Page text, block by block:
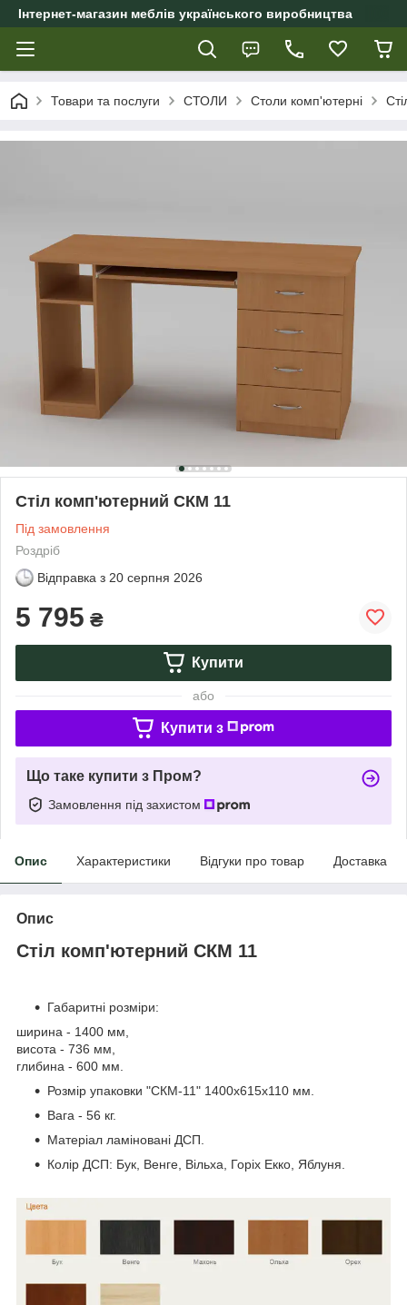
Інтернет-магазин меблів українського виробництва
Товари та послуги СТОЛИ Столи комп'ютерні
Стіл комп'ютерний СКМ 11
Під замовлення
Роздріб
Відправка з 20 серпня 2026
5 795 ₴
Купити
або
Купити з
Що таке купити з Пром?
Замовлення під захистом
Опис Характеристики Відгуки про товар Доставка
Опис
Стіл комп'ютерний СКМ 11
Габаритні розміри:
ширина - 1400 мм,
висота - 736 мм,
глибина - 600 мм.
Розмір упаковки "СКМ-11" 1400х615х110 мм.
Вага - 56 кг.
Матеріал ламіновані ДСП.
Колір ДСП: Бук, Венге, Вільха, Горіх Екко, Яблуня.